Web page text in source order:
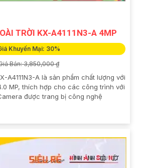
TRỜI KX-A4111N3-A 4MP
Khuyến Mại: 30%
Bán: 3,850,000 ₫
A4111N3-A là sản phẩm chất lượng với
MP, thích hợp cho các công trình với
được trang bị công nghệ